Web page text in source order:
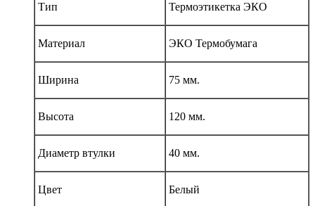
Тип Термоэтикетка ЭКО
Материал ЭКО Термобумага
Ширина 75 мм.
Высота 120 мм.
Диаметр втулки 40 мм.
Цвет Белый